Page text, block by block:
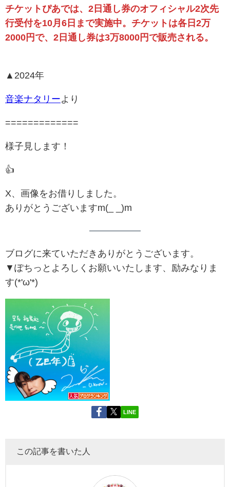
チケットぴあでは、2日通し券のオフィシャル2次先
行受付を10月6日まで実施中。チケットは各日2万
2000円で、2日通し券は3万8000円で販売される。
▲2024年
音楽ナタリーより
=============
様子見します！
👍️
X、画像をお借りしました。
ありがとうございますm(_ _)m
ブログに来ていただきありがとうございます。
▼ぽちっとよろしくお願いいたします、励みなりま
す(*'ω'*)
LINE
この記事を書いた人